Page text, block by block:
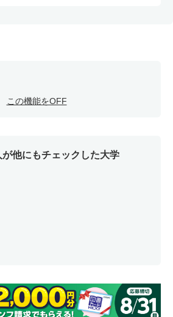
この機能をOFF
他にもチェックした大学